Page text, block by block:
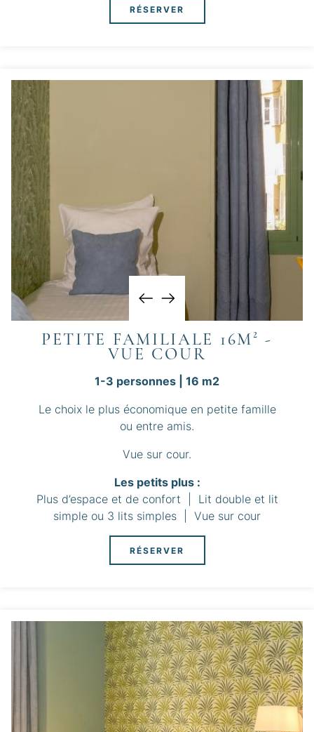
RÉSERVER
PETITE FAMILIALE 16M² -
VUE COUR
1-3 personnes | 16 m2
Le choix le plus économique en petite famille
ou entre amis.
Vue sur cour.
Les petits plus :
Plus d’espace et de confort | Lit double et lit
simple ou 3 lits simples | Vue sur cour
RÉSERVER